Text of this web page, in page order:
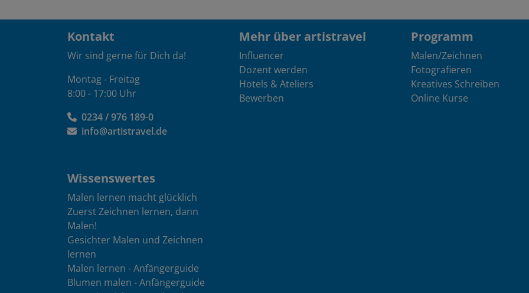
Kontakt
Wir sind gerne für Dich da!
Montag - Freitag
8:00 - 17:00 Uhr
0234 / 976 189-0
info@artistravel.de
Wissenswertes
Malen lernen macht glücklich
Zuerst Zeichnen lernen, dann
Malen!
Gesichter Malen und Zeichnen
lernen
Malen lernen - Anfängerguide
Blumen malen - Anfängerguide
Mehr über artistravel
Influencer
Dozent werden
Hotels & Ateliers
Bewerben
Programm
Malen/Zeichnen
Fotografieren
Kreatives Schreiben
Online Kurse